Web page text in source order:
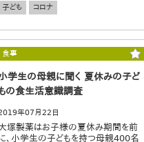
子ども
コロナ
食事
学生の母親に聞く 夏休みの子ど
の食生活意識調査
年07月22日
塚製薬はお子様の夏休み期間を前
、小学生の子どもを持つ母親400名